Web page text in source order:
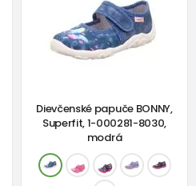
Dievčenské papuče BONNY,
Superfit, 1-000281-8030,
modrá